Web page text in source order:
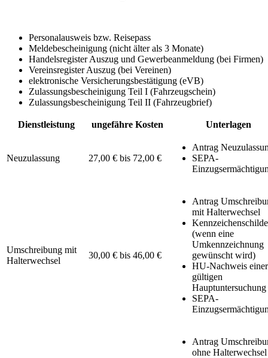
Personalausweis bzw. Reisepass
Meldebescheinigung (nicht älter als 3 Monate)
Handelsregister Auszug und Gewerbeanmeldung (bei Firmen)
Vereinsregister Auszug (bei Vereinen)
elektronische Versicherungsbestätigung (eVB)
Zulassungsbescheinigung Teil I (Fahrzeugschein)
Zulassungsbescheinigung Teil II (Fahrzeugbrief)
Dienstleistung ungefähre Kosten Unterlagen
Neuzulassung 27,00 € bis 72,00 €
Antrag
SEPA-
Umschreibung mit
Halterwechsel
30,00 € bis 46,00 €
Antrag
mit Halterwechsel
(wenn eine
Umkennzeichnung
gewünscht wird)
HU-Nachweis einer
gültigen
Hauptuntersuchung
SEPA-
Antrag
ohne Halterwechsel